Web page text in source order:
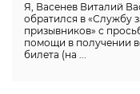
Я, Васенев Виталий
обратился в «Службу
призывников» с
помощи в получении
билета (на ...